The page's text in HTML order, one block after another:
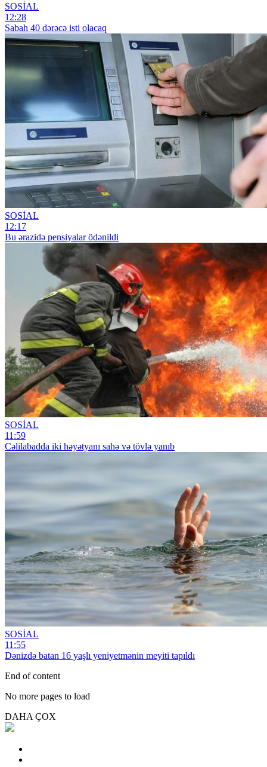
SOSİAL
12:28
Sabah 40 dərəcə isti olacaq
SOSİAL
12:17
Bu ərazidə pensiyalar ödənildi
SOSİAL
11:59
Cəlilabadda iki həyətyanı sahə və tövlə yanıb
SOSİAL
11:55
Dənizdə batan 16 yaşlı yeniyetmənin meyiti tapıldı
End of content
No more pages to load
DAHA ÇOX